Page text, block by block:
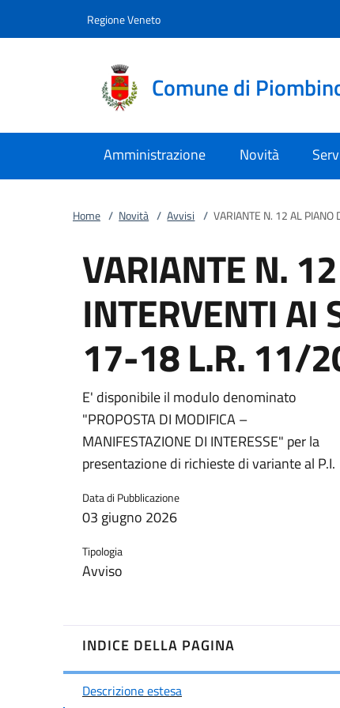
Regione Veneto
Comune di
Amministrazione Novità
Home / Novità / Avvisi / VARIANTE N. 12 AL
VARIANTE N.
INTERVENTI AI
17-18 L.R. 11/
E' disponibile il modulo denominato
"PROPOSTA DI MODIFICA –
MANIFESTAZIONE DI INTERESSE" per la
presentazione di richieste di variante al P.I.
Data di Pubblicazione
03 giugno 2026
Tipologia
Avviso
INDICE DELLA PAGINA
Descrizione estesa